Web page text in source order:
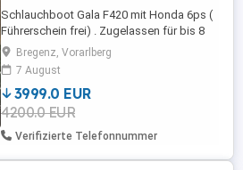
Schlauchboot Gala F420 mit Honda 6ps (
Führerschein frei) . Zugelassen für bis 8
Personen (1000 kg) Motor bis 40 PS
möglich . Zu verkaufen mit viel Zubehör.
Standort Lustenau
Bregenz, Vorarlberg
7 August
3999.0 EUR
4200.0 EUR
Verifizierte Telefonnummer